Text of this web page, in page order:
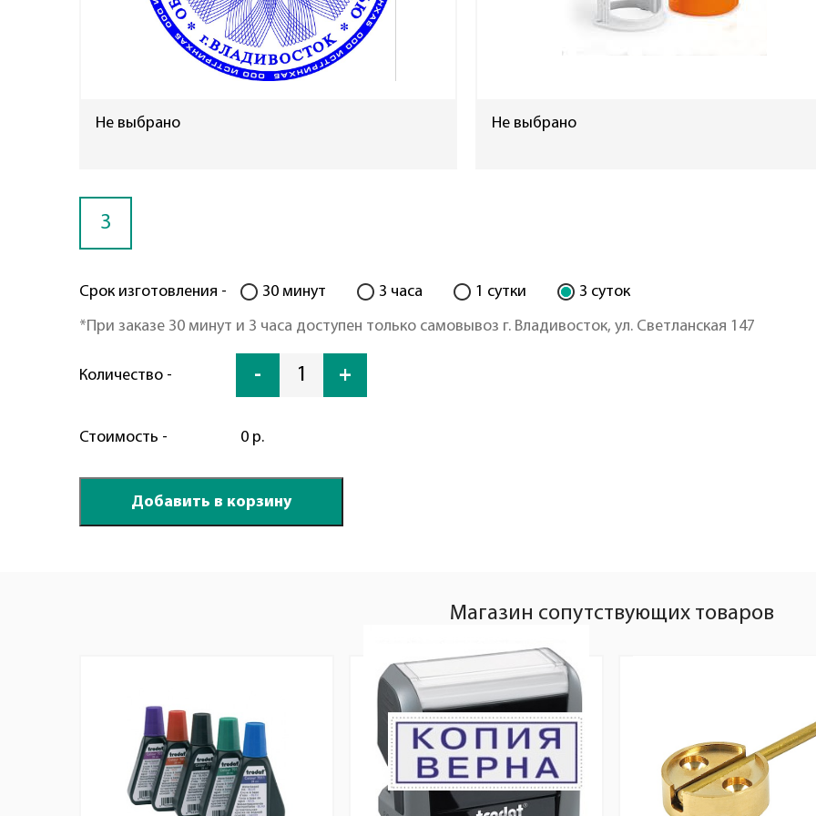
Не выбрано Не выбрано
3
Срок изготовления - 30 минут 3 часа 1 сутки
3 суток
*При заказе 30 минут и 3 часа доступен только самовывоз г. Владивосток, ул. Светланская 147
Количество - - 1 +
Стоимость - 0 р.
Магазин сопутствующих товаров